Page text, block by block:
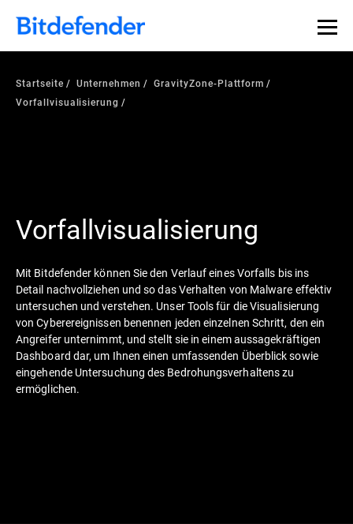
Startseite Unternehmen
GravityZone-Plattform
Vorfallvisualisierung
Vorfallvisualisierung
Mit Bitdefender können Sie den Verlauf eines Vorfalls bis ins
Detail nachvollziehen und so das Verhalten von Malware effektiv
untersuchen und verstehen. Unser Tools für die Visualisierung
von Cyberereignissen benennen jeden einzelnen Schritt, den ein
Angreifer unternimmt, und stellt sie in einem aussagekräftigen
Dashboard dar, um Ihnen einen umfassenden Überblick sowie
eingehende Untersuchung des Bedrohungsverhaltens zu
ermöglichen.